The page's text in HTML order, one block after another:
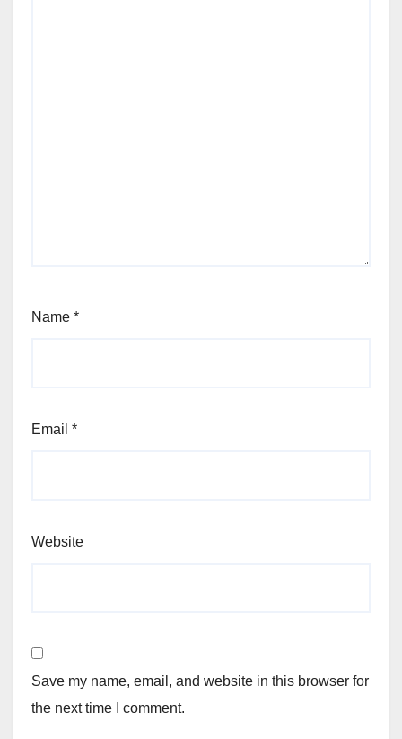
Name *
Email *
Website
Save my name, email, and website in this browser for
the next time I comment.